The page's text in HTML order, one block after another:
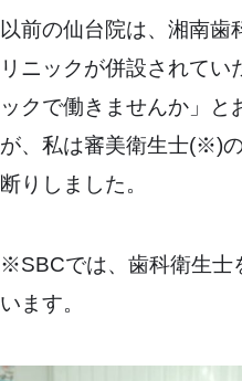
以前の仙台院は、湘南歯
リニックが併設されてい
ックで働きませんか」と
が、私は審美衛生士(※)
断りしました。
※SBCでは、歯科衛生士
います。